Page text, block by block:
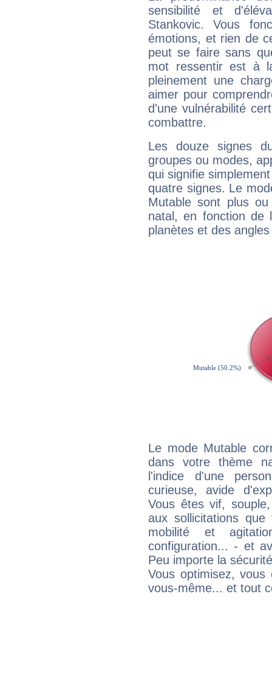
sensibilité et
Stankovic. Vous
émotions, et rien de
peut se faire sans
mot ressentir est à
pleinement une
aimer pour
d'une vulnérabilité
combattre.
Les douze signes
groupes ou modes,
qui signifie
quatre signes. Le
Mutable sont plus
natal, en fonction de
planètes et des
Le mode Mutable
dans votre thème
l'indice d'une
curieuse, avide
Vous êtes vif,
aux sollicitations
mobilité et
configuration... - et
Peu importe la
Vous optimisez, vous
vous-même... et tout